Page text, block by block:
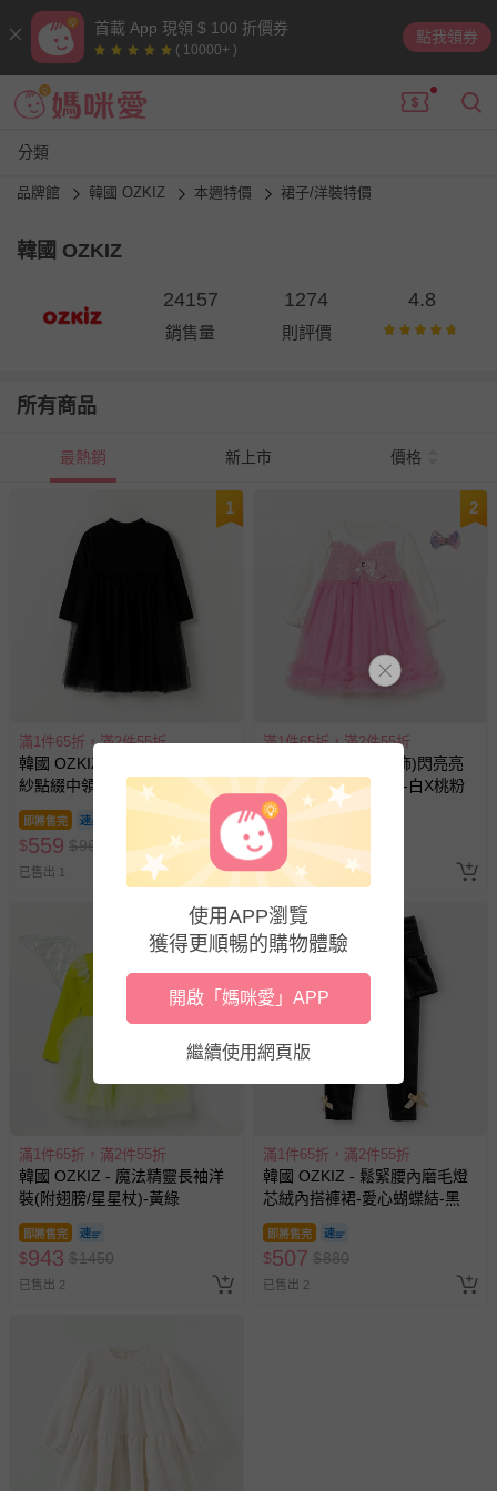
首載 App 現領 $ 100 折價券
( 10000+ )
點我領券
分類
品牌館 韓國 OZKIZ 本週特價 裙子/洋裝特價
韓國 OZKIZ
24157
銷售量
1274
則評價
4.8
所有商品
最熱銷 新上市 價格
1
滿1件65折，滿2件55折
韓國 OZKIZ - (內磨毛)柔美網
紗點綴中領長袖洋裝-黑
即將售完
$559 $960
已售出 1
2
滿1件65折，滿2件55折
韓國 OZKIZ - (附髮飾)閃亮亮
片點綴長袖公主洋裝-白X桃粉
即將售完
$858 1320
已售出 3
3
滿1件65折，滿2件55折
韓國 OZKIZ - 魔法精靈長袖洋
裝(附翅膀/星星杖)-黃綠
即將售完
$943 $1450
已售出 2
滿1件65折，滿2件55折
韓國 OZKIZ - 鬆緊腰內磨毛燈
芯絨內搭褲裙-愛心蝴蝶結-黑
即將售完
$507 $880
已售出 2
使用APP瀏覽
獲得更順暢的購物體驗
開啟「媽咪愛」APP
繼續使用網頁版